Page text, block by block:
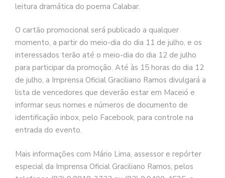
leitura dramática do poema Calabar.
O cartão promocional será publicado a qualquer
momento, a partir do meio-dia do dia 11 de julho, e os
interessados terão até o meio-dia do dia 12 de julho
para participar da promoção. Até às 15 horas do dia 12
de julho, a Imprensa Oficial Graciliano Ramos divulgará a
lista de vencedores que deverão estar em Maceió e
informar seus nomes e números de documento de
identificação inbox, pelo Facebook, para controle na
entrada do evento.
Mais informações com Mário Lima, assessor e repórter
especial da Imprensa Oficial Graciliano Ramos, pelos